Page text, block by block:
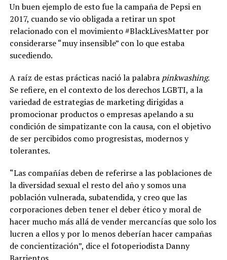
Un buen ejemplo de esto fue la campaña de Pepsi en
2017, cuando se vio obligada a retirar un spot
relacionado con el movimiento #BlackLivesMatter por
considerarse “muy insensible” con lo que estaba
sucediendo.
A raíz de estas prácticas nació la palabra pinkwashing.
Se refiere, en el contexto de los derechos LGBTI, a la
variedad de estrategias de marketing dirigidas a
promocionar productos o empresas apelando a su
condición de simpatizante con la causa, con el objetivo
de ser percibidos como progresistas, modernos y
tolerantes.
“Las compañías deben de referirse a las poblaciones de
la diversidad sexual el resto del año y somos una
población vulnerada, subatendida, y creo que las
corporaciones deben tener el deber ético y moral de
hacer mucho más allá de vender mercancías que solo los
lucren a ellos y por lo menos deberían hacer campañas
de concientización”, dice el fotoperiodista Danny